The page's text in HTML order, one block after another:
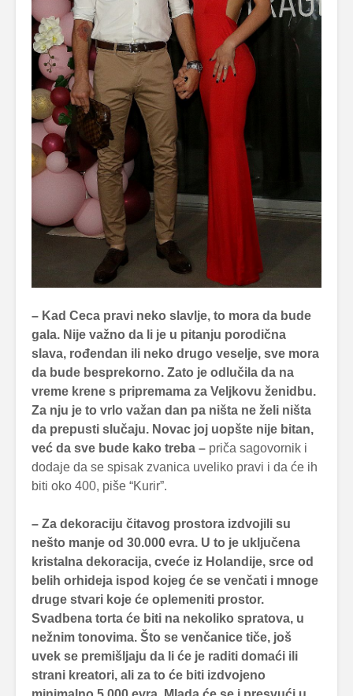
– Kad Ceca pravi neko slavlje, to mora da bude
gala. Nije važno da li je u pitanju porodična
slava, rođendan ili neko drugo veselje, sve mora
da bude besprekorno. Zato je odlučila da na
vreme krene s pripremama za Veljkovu ženidbu.
Za nju je to vrlo važan dan pa ništa ne želi ništa
da prepusti slučaju. Novac joj uopšte nije bitan,
već da sve bude kako treba – priča sagovornik i
dodaje da se spisak zvanica uveliko pravi i da će ih
biti oko 400, piše “Kurir”.
– Za dekoraciju čitavog prostora izdvojili su
nešto manje od 30.000 evra. U to je uključena
kristalna dekoracija, cveće iz Holandije, srce od
belih orhideja ispod kojeg će se venčati i mnoge
druge stvari koje će oplemeniti prostor.
Svadbena torta će biti na nekoliko spratova, u
nežnim tonovima. Što se venčanice tiče, još
uvek se premišljaju da li će je raditi domaći ili
strani kreatori, ali za to će biti izdvojeno